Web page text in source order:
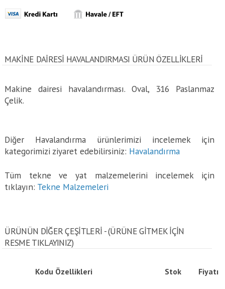
MAKINE DAIRESI HAVALANDIRMASI ÜRÜN ÖZELLİKLERİ
Makine dairesi havalandırması. Oval, 316 Paslanmaz
Çelik.
Diğer Havalandırma ürünlerimizi incelemek için
kategorimizi ziyaret edebilirsiniz: Havalandırma
Tüm tekne ve yat malzemelerini incelemek için
tıklayın: Tekne Malzemeleri
ÜRÜNÜN DİĞER ÇEŞİTLERİ - (ÜRÜNE GITMEK IÇIN
RESME TIKLAYINIZ)
Kodu Özellikleri Stok Fiyatı